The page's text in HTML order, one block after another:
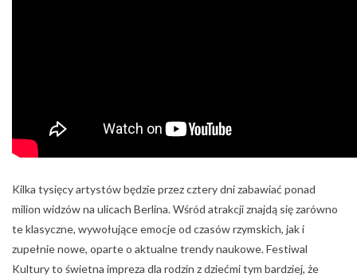
Kilka tysięcy artystów będzie przez cztery dni zabawiać ponad
milion widzów na ulicach Berlina. Wśród atrakcji znajdą się zarówno
te klasyczne, wywołujące emocje od czasów rzymskich, jak i
zupełnie nowe, oparte o aktualne trendy naukowe. Festiwal
Kultury to świetna impreza dla rodzin z dziećmi tym bardziej, że